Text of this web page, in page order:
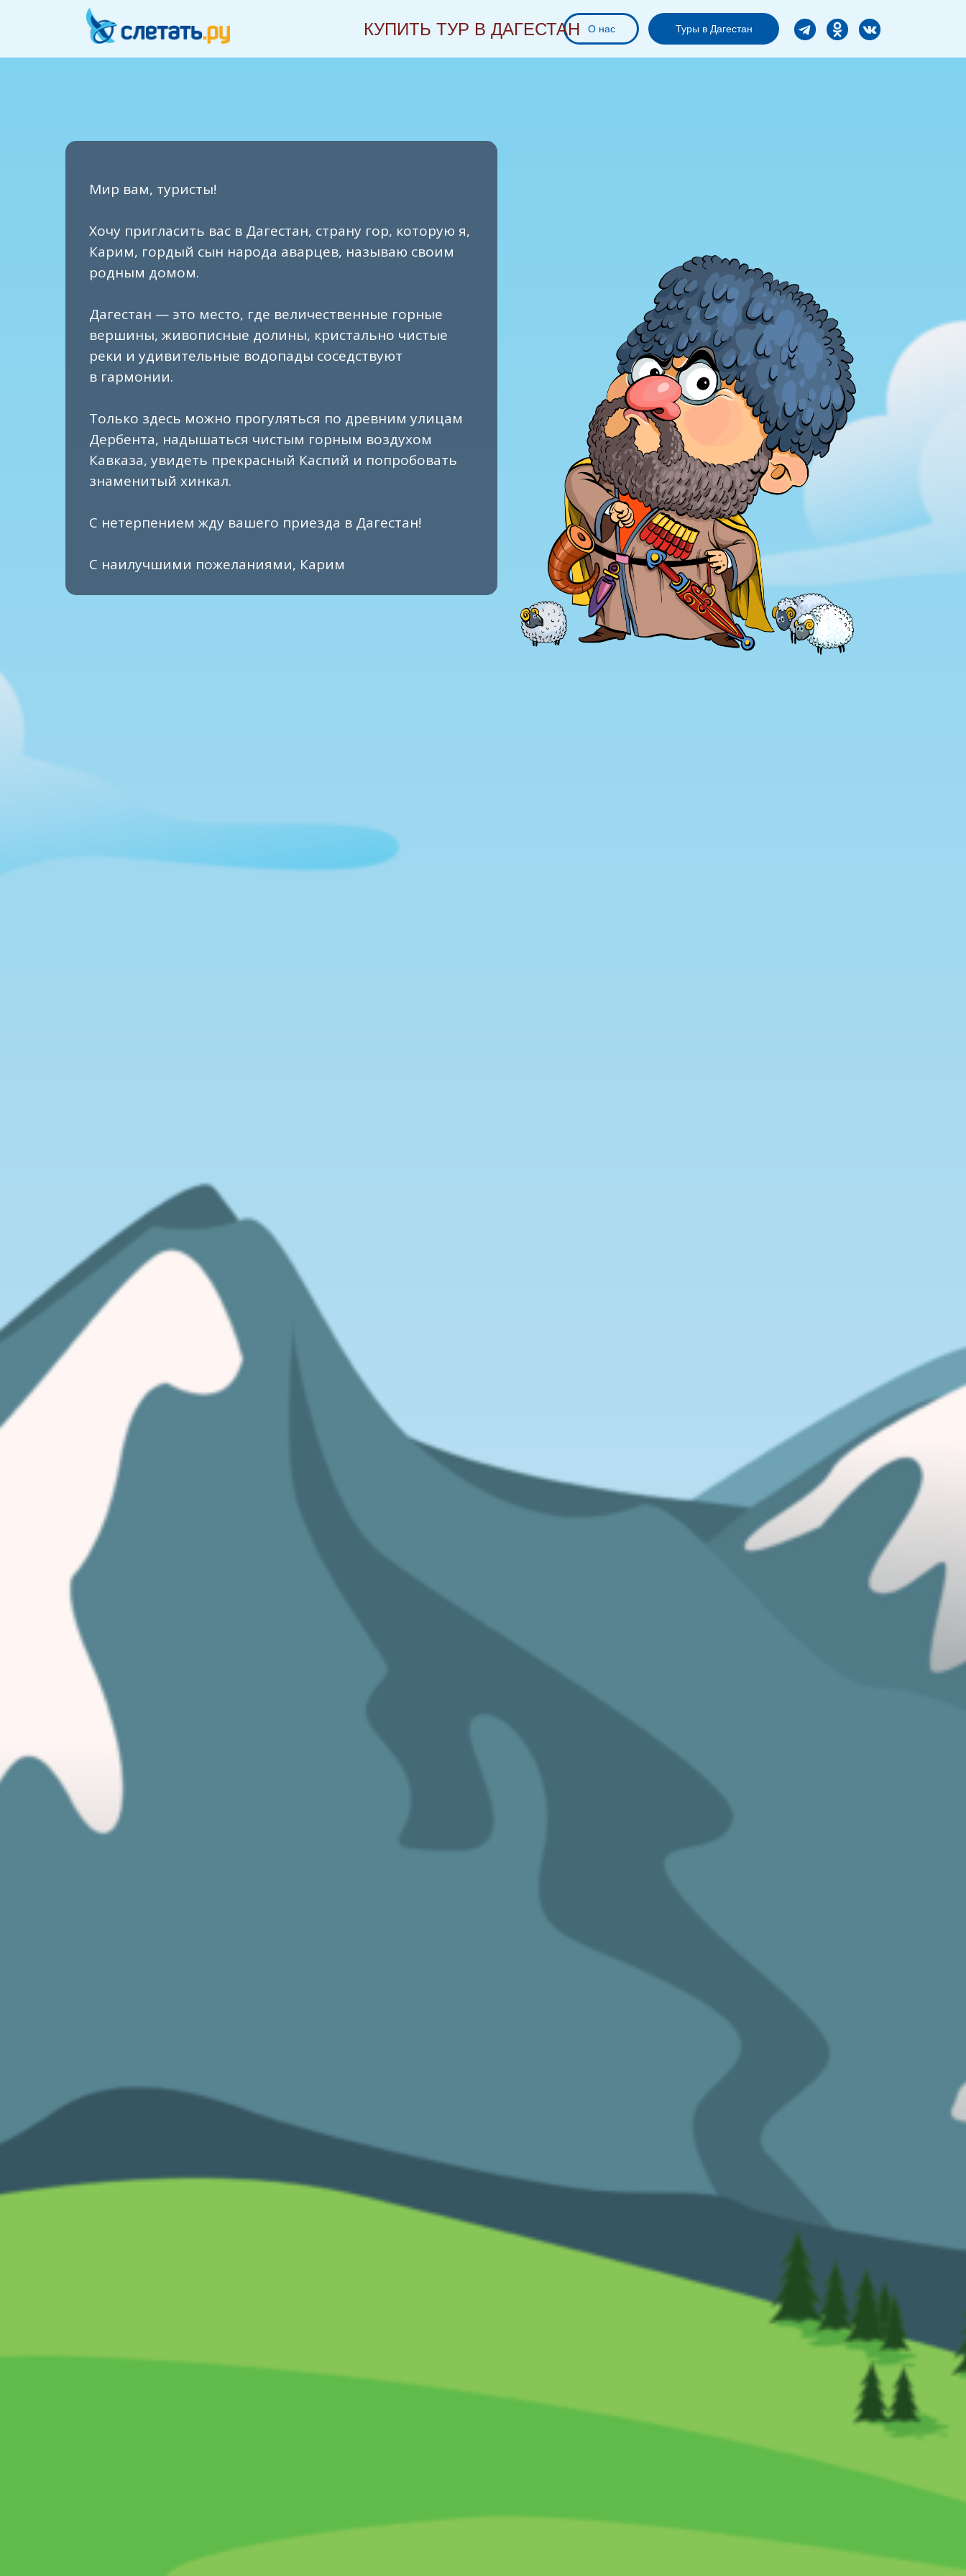
Туры в Дагестан
О нас
КУПИТЬ ТУР В ДАГЕСТАН
Мир вам, туристы!
Хочу пригласить вас в Дагестан, страну гор, которую я,
Карим, гордый сын народа аварцев, называю своим
родным домом.
Дагестан — это место, где величественные горные
вершины, живописные долины, кристально чистые
реки и удивительные водопады соседствуют
в гармонии.
Только здесь можно прогуляться по древним улицам
Дербента, надышаться чистым горным воздухом
Кавказа, увидеть прекрасный Каспий и попробовать
знаменитый хинкал.
С нетерпением жду вашего приезда в Дагестан!
С наилучшими пожеланиями, Карим